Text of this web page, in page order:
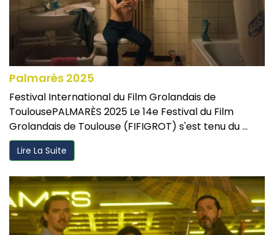
Palmarès 2025
Festival International du Film Grolandais de
ToulousePALMARÈS 2025 Le 14e Festival du Film
Grolandais de Toulouse (FIFIGROT) s'est tenu du ...
Lire La Suite